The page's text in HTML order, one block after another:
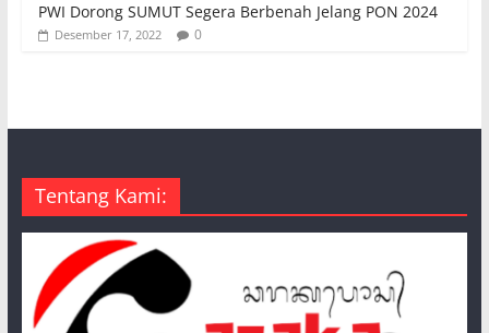
PWI Dorong SUMUT Segera Berbenah Jelang PON 2024
Desember 17, 2022 0
Tentang Kami: